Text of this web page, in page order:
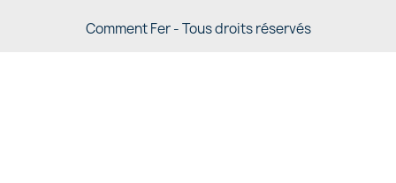
Comment Fer - Tous droits réservés